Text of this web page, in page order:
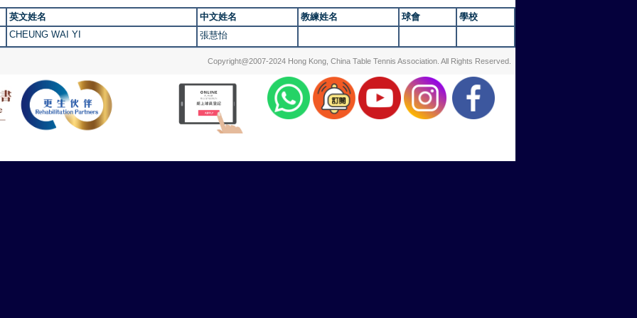
英文姓名 中文姓名 教練姓名 球會
學校
CHEUNG WAI YI
張慧怡